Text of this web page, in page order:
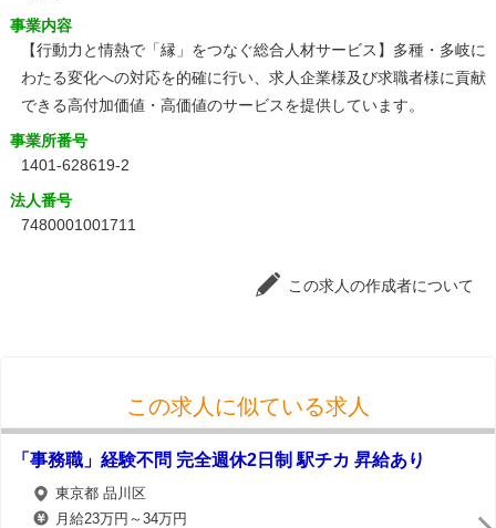
事業内容
【行動力と情熱で「縁」をつなぐ総合人材サービス】多種・多岐に
わたる変化への対応を的確に行い、求人企業様及び求職者様に貢献
できる高付加価値・高価値のサービスを提供しています。
事業所番号
1401-628619-2
法人番号
7480001001711
この求人の作成者について
この求人に似ている求人
「事務職」経験不問 完全週休2日制 駅チカ 昇給あり
東京都 品川区
月給23万円～34万円